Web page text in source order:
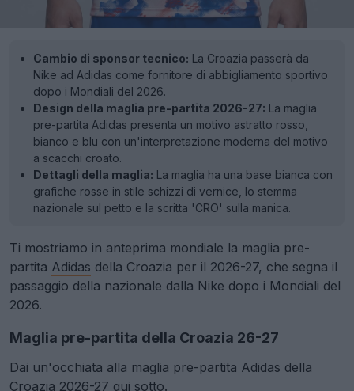
Cambio di sponsor tecnico: La Croazia passerà da
Nike ad Adidas come fornitore di abbigliamento sportivo
dopo i Mondiali del 2026.
Design della maglia pre-partita 2026-27: La maglia
pre-partita Adidas presenta un motivo astratto rosso,
bianco e blu con un'interpretazione moderna del motivo
a scacchi croato.
Dettagli della maglia: La maglia ha una base bianca con
grafiche rosse in stile schizzi di vernice, lo stemma
nazionale sul petto e la scritta 'CRO' sulla manica.
Ti mostriamo in anteprima mondiale la maglia pre-
partita Adidas della Croazia per il 2026-27, che segna il
passaggio della nazionale dalla Nike dopo i Mondiali del
2026.
Maglia pre-partita della Croazia 26-27
Dai un'occhiata alla maglia pre-partita Adidas della
Croazia 2026-27 qui sotto.